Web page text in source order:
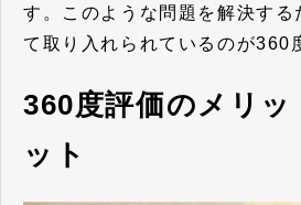
す。このような問題を解決する
て取り入れられているのが360
360度評価のメリッ
ット